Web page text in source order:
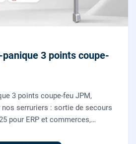
3 points coupe-
3 points coupe-feu JPM,
serruriers : sortie de secours
pour ERP et commerces,